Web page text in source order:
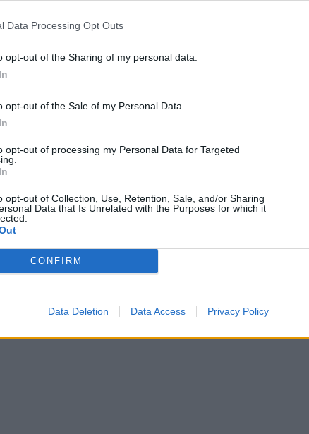
Data Processing Opt Outs
opt-out of the Sharing of my personal data.
opt-out of the Sale of my Personal Data.
opt-out of processing my Personal Data for Targeted
opt-out of Collection, Use, Retention, Sale, and/or Sharing
Data that Is Unrelated with the Purposes for which it
CONFIRM
Data Deletion Data Access Privacy Policy
σχεδιασμό, την πιο εκλεπτυσμένη θήκη
κόκκινου και μαύρου που
Εάν στα εξωτερικά χαρακτηριστικά
είναι η μεγάλη διάρκεια ζωής της
εργονομικός σχεδιασμός και η εύκολη
τότε δεν είναι δύσκολο να
Lipstick συνδυάζουν αρμονικά
με την αψεγάδιαστη σχεδίαση.
αποτελούν σημαντικό
μάλλον για μια γυναίκα που θέλει
Watch GT 3
απεριόριστες επιλογές
η περίσταση, το HUAWEI Watch GT
hi-tech προσωπικός βοηθός, όσο και ως